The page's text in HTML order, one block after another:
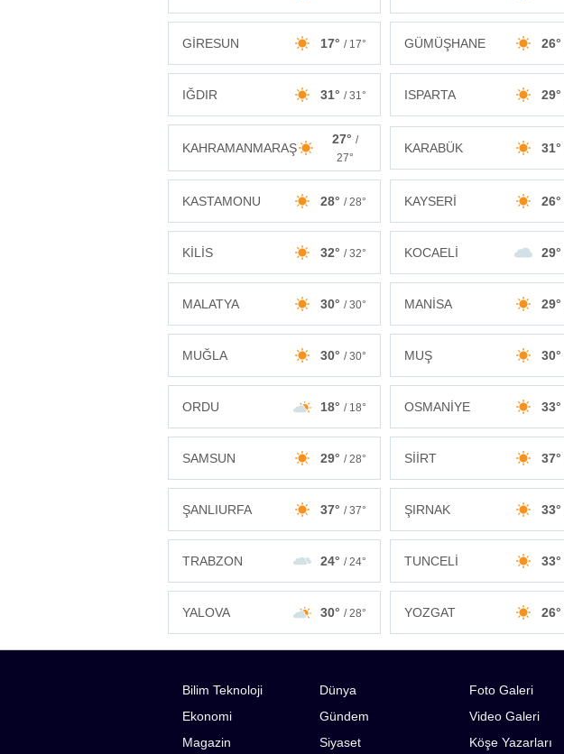
GİRESUN 17° / 17° GÜMÜŞHANE 26°
IĞDIR 31° / 31° ISPARTA 29°
KAHRAMANMARAŞ
27° /
27°
KARABÜK 31°
KASTAMONU 28° / 28° KAYSERİ 26°
KİLİS 32° / 32° KOCAELİ 29°
MALATYA 30° / 30° MANİSA 29°
MUĞLA 30° / 30° MUŞ 30°
ORDU 18° / 18° OSMANİYE 33°
SAMSUN 29° / 28° SİİRT 37°
ŞANLIURFA 37° / 37° ŞIRNAK 33°
TRABZON 24° / 24° TUNCELİ 33°
YALOVA 30° / 28° YOZGAT 26°
Bilim Teknoloji
Dünya
Ekonomi
Gündem
Magazin
Siyaset
Foto Galeri
Video Galeri
Köşe Yazarları